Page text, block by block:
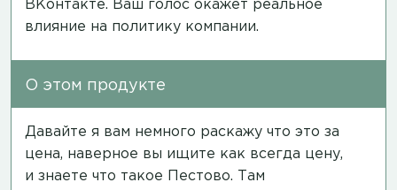
ВКонтакте. Ваш голос окажет реальное
влияние на политику компании.
О этом продукте
Давайте я вам немного раскажу что это за
цена, наверное вы ищите как всегда цену,
и знаете что такое Пестово. Там